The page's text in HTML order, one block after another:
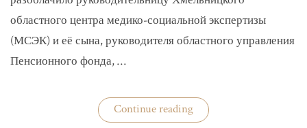
областного центра медико-социальной экспертизы
(МСЭК) и её сына, руководителя областного управления
Пенсионного фонда, …
Continue reading«В
Хмельницком